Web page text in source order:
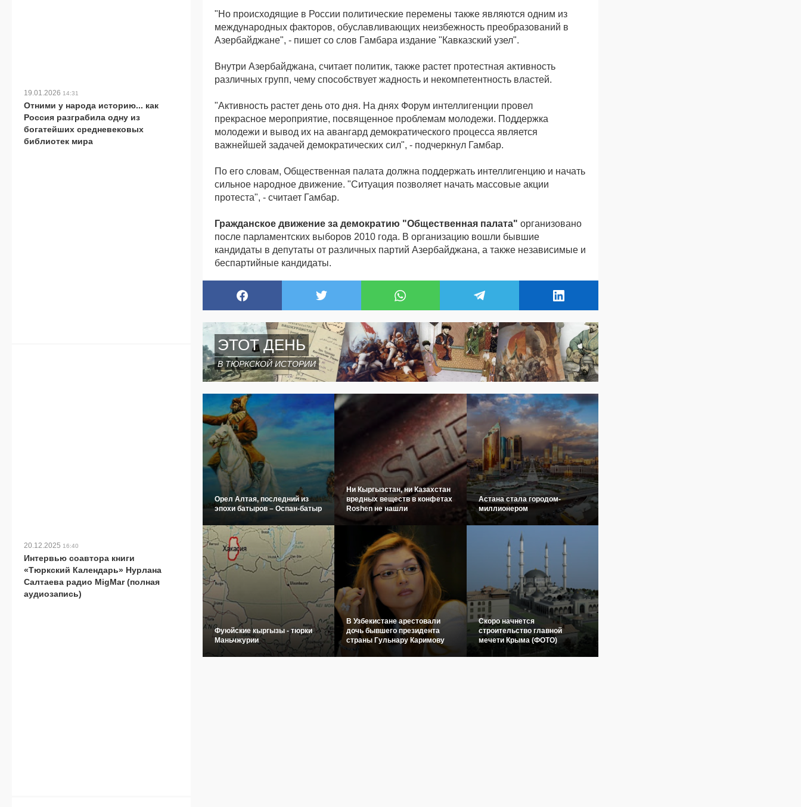
"Но происходящие в России политические перемены также являются одним из
международных факторов, обуславливающих неизбежность преобразований в
Азербайджане", - пишет со слов Гамбара издание "Кавказский узел".
Внутри Азербайджана, считает политик, также растет протестная активность
различных групп, чему способствует жадность и некомпетентность властей.
"Активность растет день ото дня. На днях Форум интеллигенции провел
прекрасное мероприятие, посвященное проблемам молодежи. Поддержка
молодежи и вывод их на авангард демократического процесса является
важнейшей задачей демократических сил", - подчеркнул Гамбар.
По его словам, Общественная палата должна поддержать интеллигенцию и начать
сильное народное движение. "Ситуация позволяет начать массовые акции
протеста", - считает Гамбар.
Гражданское движение за демократию "Общественная палата" организовано
после парламентских выборов 2010 года. В организацию вошли бывшие
кандидаты в депутаты от различных партий Азербайджана, а также независимые и
беспартийные кандидаты.
ЭТОТ ДЕНЬ
В ТЮРКСКОЙ ИСТОРИИ
Орел Алтая, последний из
эпохи батыров – Оспан-батыр
Ни Кыргызстан, ни Казахстан
вредных веществ в конфетах
Roshen не нашли
Астана стала городом-
миллионером
Фуюйские кыргызы - тюрки
Маньчжурии
В Узбекистане арестовали
дочь бывшего президента
страны Гульнару Каримову
Скоро начнется
строительство главной
мечети Крыма (ФОТО)
19.01.2026 14:31
Отними у народа историю... как
Россия разграбила одну из
богатейших средневековых
библиотек мира
20.12.2025 16:40
Интервью соавтора книги
«Тюркский Календарь» Нурлана
Салтаева радио MigMar (полная
аудиозапись)